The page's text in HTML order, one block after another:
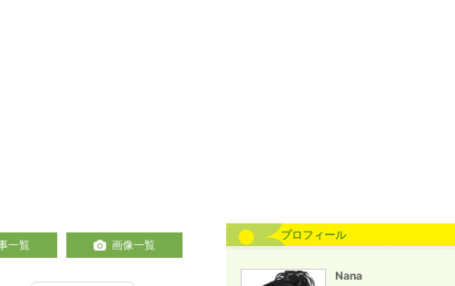
一覧 画像一覧
プロフィール
Nana